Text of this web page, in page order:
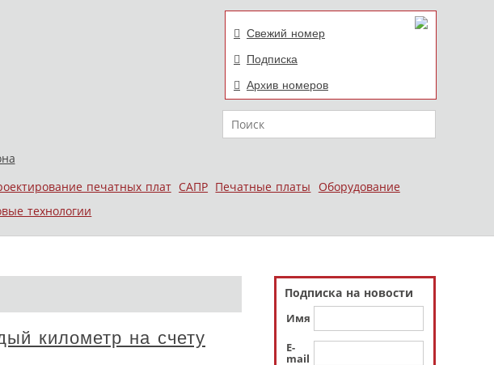
Свежий номер
Подписка
Архив номеров
Поиск
печатных плат САПР Печатные платы
Оборудование
технологии
Подписка на новости
Имя
E-
mail
километр на счету